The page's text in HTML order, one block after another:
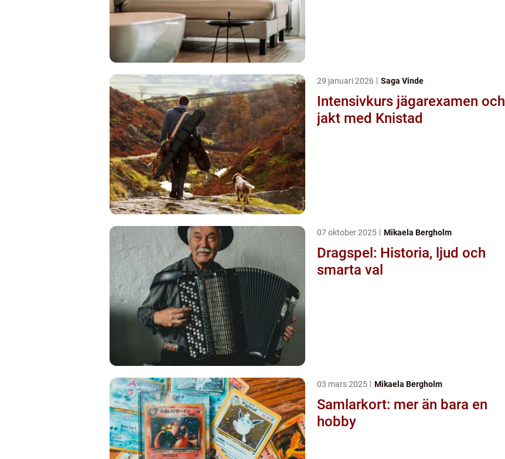
29 januari 2026 Saga Vinde
Intensivkurs jägarexamen och
jakt med Knistad
07 oktober 2025 Mikaela Bergholm
Dragspel: Historia, ljud och
smarta val
03 mars 2025 Mikaela Bergholm
Samlarkort: mer än bara en
hobby